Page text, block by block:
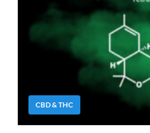
CBD & THC